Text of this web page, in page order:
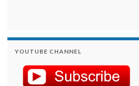
YOUTUBE CHANNEL